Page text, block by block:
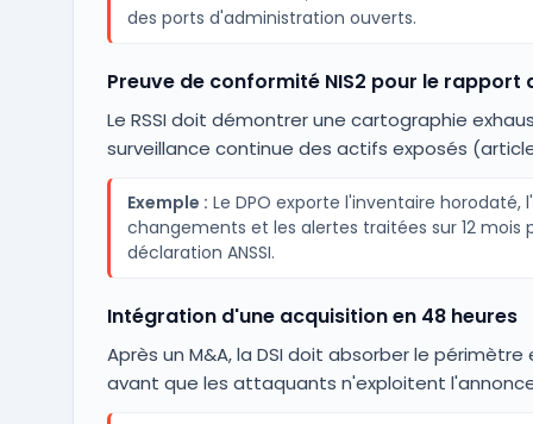
des ports d'administration ouverts.
Preuve de conformité NIS2 pour le rapport
Le RSSI doit démontrer une cartographie
surveillance continue des actifs exposés (article
Exemple : Le DPO exporte l'inventaire horodaté,
changements et les alertes traitées sur 12 mois
déclaration ANSSI.
Intégration d'une acquisition en 48 heures
Après un M&A, la DSI doit absorber le
avant que les attaquants n'exploitent